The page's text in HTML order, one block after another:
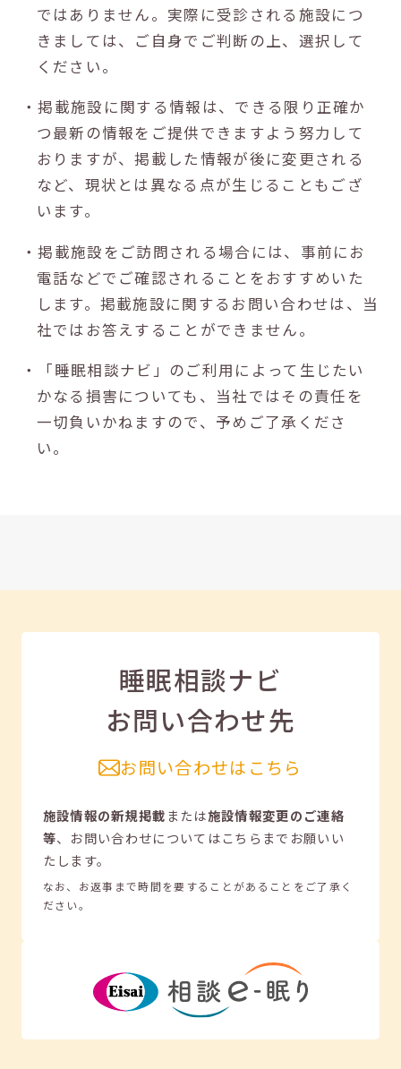
ではありません。実際に受診される施設につ
きましては、ご自身でご判断の上、選択して
ください。
・掲載施設に関する情報は、できる限り正確か
つ最新の情報をご提供できますよう努力して
おりますが、掲載した情報が後に変更される
など、現状とは異なる点が生じることもござ
います。
・掲載施設をご訪問される場合には、事前にお
電話などでご確認されることをおすすめいた
します。掲載施設に関するお問い合わせは、当
社ではお答えすることができません。
・「睡眠相談ナビ」のご利用によって生じたい
かなる損害についても、当社ではその責任を
一切負いかねますので、予めご了承くださ
い。
睡眠相談ナビ
お問い合わせ先
お問い合わせはこちら
施設情報の新規掲載または施設情報変更のご連絡
等、 お問い合わせについてはこちらまでお願いい
たします。
なお、お返事まで時間を要することがあることをご了承く
ださい。